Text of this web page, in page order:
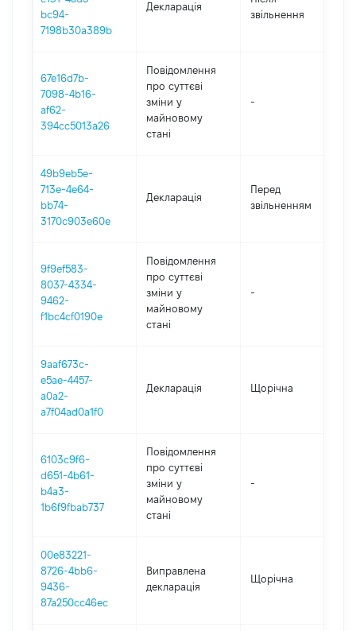
bc94-
7198b30a389b
Декларація
звільнення
67e16d7b-
7098-4b16-
af62-
394cc5013a26
Повідомлення
про суттєві
зміни y
майновому
стані
-
49b9eb5e-
713e-4e64-
bb74-
3170c903e60e
Декларація
Перед
звільненням
9f9ef583-
8037-4334-
9462-
f1bc4cf0190e
Повідомлення
про суттєві
зміни y
майновому
стані
-
9aaf673c-
e5ae-4457-
a0a2-
a7f04ad0a1f0
Декларація Щорічна
6103c9f6-
d651-4b61-
b4a3-
1b6f9fbab737
Повідомлення
про суттєві
зміни y
майновому
стані
-
00e83221-
8726-4bb6-
9436-
87a250cc46ec
Виправлена
декларація
Щорічна